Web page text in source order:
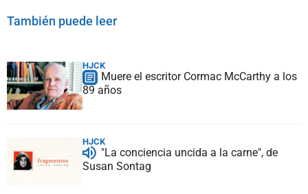
También puede leer
HJCK
Muere el escritor Cormac McCarthy a los
89 años
HJCK
"La conciencia uncida a la carne", de
Susan Sontag